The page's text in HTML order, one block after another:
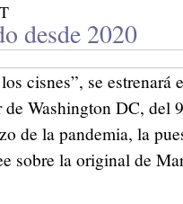
desde 2020
cisnes”, se estrenará
Washington DC, del
de la pandemia, la
sobre la original de